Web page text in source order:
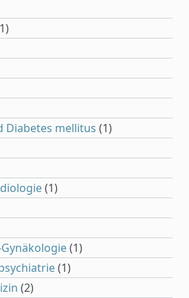
Diabetes mellitus (1)
(1)
(1)
(1)
(2)